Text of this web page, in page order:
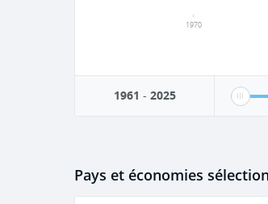
1970
1961 - 2025
Pays et économies